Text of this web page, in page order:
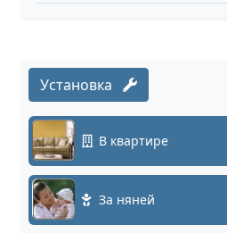
Установка
В квартире
За няней